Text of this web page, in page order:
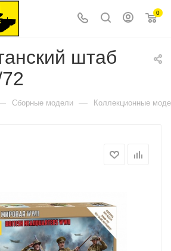
0
штаб
Сборные модели — Коллекционные